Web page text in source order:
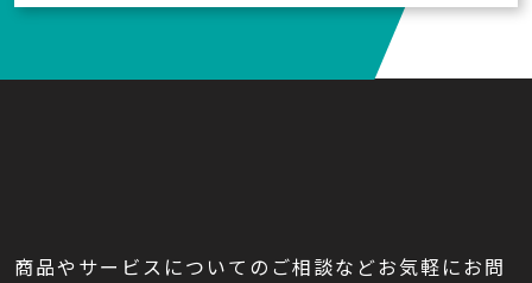
商品やサービスについてのご相談などお気軽にお問